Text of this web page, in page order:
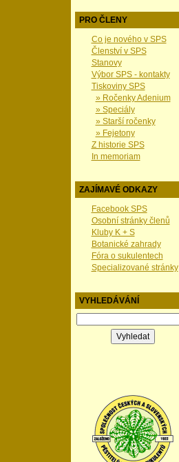
PRO ČLENY
Co je nového v SPS
Členství v SPS
Stanovy
Výbor SPS - kontakty
Tiskoviny SPS
» Ročenky Adenium
» Speciály
» Starší ročenky
» Fejetony
Z historie SPS
In memoriam
ZAJÍMAVÉ ODKAZY
Facebook SPS
Osobní stránky členů
Kluby K + S
Botanické zahrady
Fóra o sukulentech
Specializované stránky
VYHLEDÁVÁNÍ